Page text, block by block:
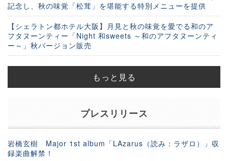
記念し、秋の味覚「松茸」を堪能する特別メニューを提供
【シェラトン都ホテル大阪】月見と秋の味覚を愛でる和のア
フタヌーンティー「Night 和sweets ～和のアフタヌーンティ
ー～」秋バージョン販売
もっと見る
プレスリリース
岩橋玄樹 Major 1st album「LAzarus（読み：ラザロ）」収
録楽曲解禁！